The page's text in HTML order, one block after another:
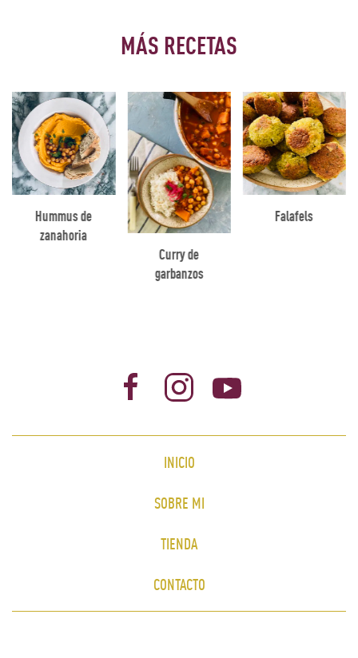
MÁS RECETAS
Curry de
garbanzos
Falafels
Hummus de
zanahoria
INICIO
SOBRE MI
TIENDA
CONTACTO